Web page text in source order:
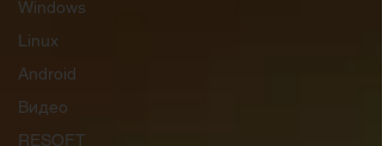
Windows
Linux
Android
Видео
RESOFT